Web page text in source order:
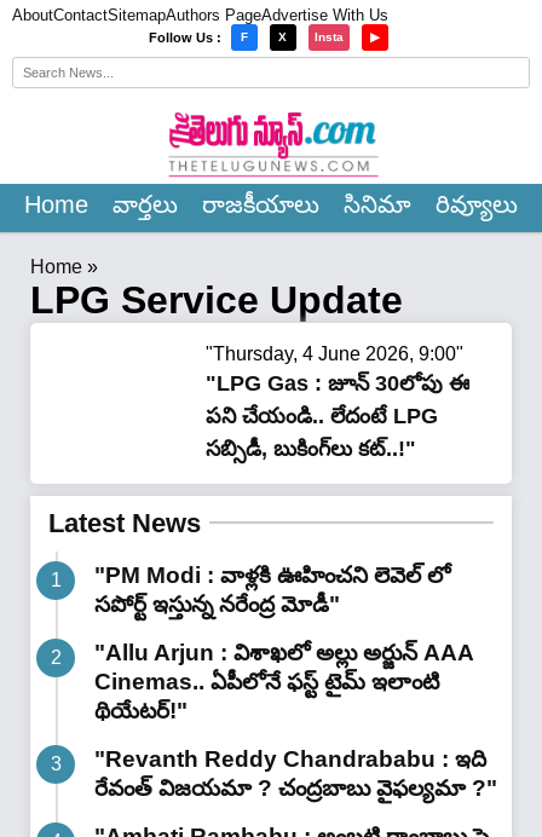
AboutContactSitemapAuthors PageAdvertise With Us
Follow Us : F X Insta ▶
Home వార్త‌లు రాజ‌కీయాలు సినిమా రివ్యూలు
Home »
LPG Service Update
"Thursday, 4 June 2026, 9:00"
"LPG Gas : జూన్ 30లోపు ఈ
పని చేయండి.. లేదంటే LPG
సబ్సిడీ, బుకింగ్‌లు క‌ట్‌..!"
Latest News
"PM Modi : వాళ్లకి ఊహించని లెవెల్ లో
సపోర్ట్ ఇస్తున్న నరేంద్ర మోడీ"
"Allu Arjun : విశాఖలో అల్లు అర్జున్ AAA
Cinemas.. ఏపీలోనే ఫస్ట్ టైమ్ ఇలాంటి
థియేటర్!"
"Revanth Reddy Chandrababu : ఇది
రేవంత్ విజయమా ? చంద్రబాబు వైఫల్యమా ?"